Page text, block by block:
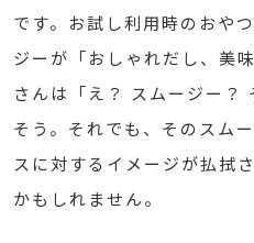
です。お試し利用時のおや
ジーが「おしゃれだし、美
さんは「え？ スムージー？
そう。それでも、そのスム
スに対するイメージが払拭
かもしれません。